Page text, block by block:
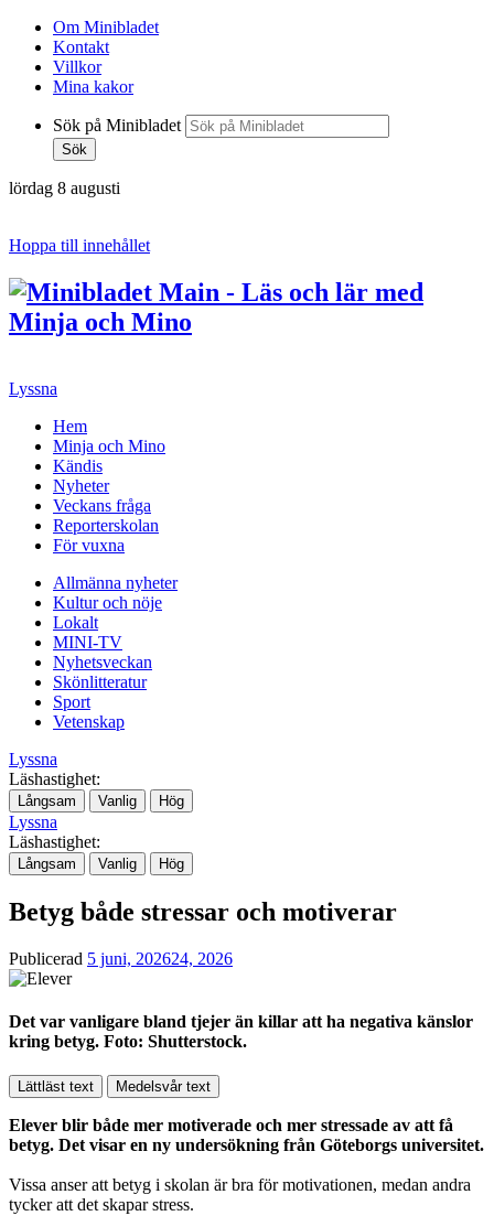
Om Minibladet
Kontakt
Villkor
Mina kakor
Sök på Minibladet
Sök
lördag 8 augusti
Hoppa till innehållet
Lyssna
Hem
Minja och Mino
Kändis
Nyheter
Veckans fråga
Reporterskolan
För vuxna
Allmänna nyheter
Kultur och nöje
Lokalt
MINI-TV
Nyhetsveckan
Skönlitteratur
Sport
Vetenskap
Lyssna
Läshastighet:
Långsam Vanlig Hög
Lyssna
Läshastighet:
Långsam Vanlig Hög
Betyg både stressar och motiverar
Publicerad 5 juni, 202624, 2026
Det var vanligare bland tjejer än killar att ha negativa känslor
kring betyg. Foto: Shutterstock.
Lättläst text Medelsvår text
Elever blir både mer motiverade och mer stressade av att få
betyg. Det visar en ny undersökning från Göteborgs universitet.
Vissa anser att betyg i skolan är bra för motivationen, medan andra
tycker att det skapar stress.